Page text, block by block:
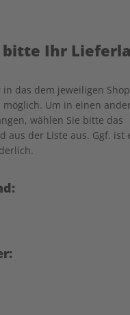
Spotlight-
bitte Ihr
das dem jeweiligen Shop
Um in einen
wählen Sie bitte das
aus der Liste aus. Ggf. ist